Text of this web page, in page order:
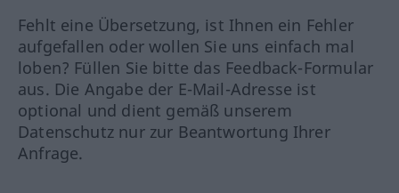
Fehlt eine Übersetzung, ist Ihnen ein Fehler
aufgefallen oder wollen Sie uns einfach mal
loben? Füllen Sie bitte das Feedback-Formular
aus. Die Angabe der E-Mail-Adresse ist
optional und dient gemäß unserem
Datenschutz nur zur Beantwortung Ihrer
Anfrage.